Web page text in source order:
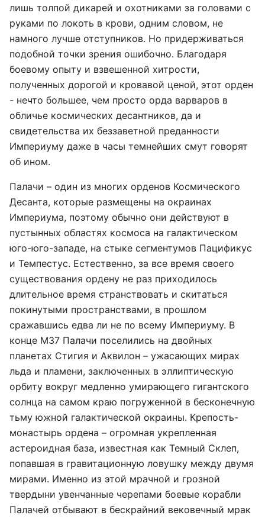
лишь толпой дикарей и охотниками за головами с
руками по локоть в крови, одним словом, не
намного лучше отступников. Но придерживаться
подобной точки зрения ошибочно. Благодаря
боевому опыту и взвешенной хитрости,
полученных дорогой и кровавой ценой, этот орден
- нечто большее, чем просто орда варваров в
обличье космических десантников, да и
свидетельства их беззаветной преданности
Империуму даже в часы темнейших смут говорят
об ином.
Палачи – один из многих орденов Космического
Десанта, которые размещены на окраинах
Империума, поэтому обычно они действуют в
пустынных областях космоса на галактическом
юго-юго-западе, на стыке сегментумов Пацификус
и Темпестус. Естественно, за все время своего
существования ордену не раз приходилось
длительное время странствовать и скитаться
покинутыми пространствами, в прошлом
сражавшись едва ли не по всему Империуму. В
конце М37 Палачи поселились на двойных
планетах Стигия и Аквилон – ужасающих мирах
льда и пламени, заключенных в эллиптическую
орбиту вокруг медленно умирающего гигантского
солнца на самом краю погруженной в бесконечную
тьму южной галактической окраины. Крепость-
монастырь ордена – огромная укрепленная
астероидная база, известная как Темный Склеп,
попавшая в гравитационную ловушку между двумя
мирами. Именно из этой мрачной и грозной
твердыни увенчанные черепами боевые корабли
Палачей отбывают в бескрайний вековечный мрак